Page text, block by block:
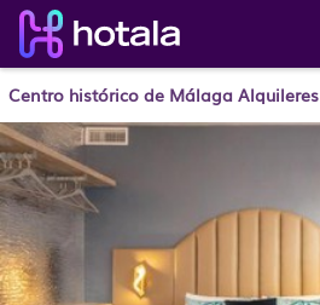
Centro histórico de Málaga Alquileres